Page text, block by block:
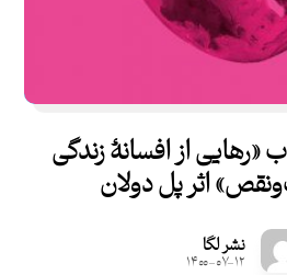
«رهایی از افسانۀ زندگی
اثر پل دولان
نشر لگا
۱۴۰۰-۰۷-۱۲